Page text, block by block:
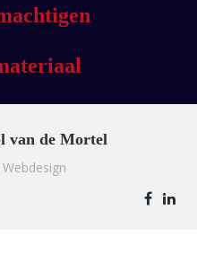
van de Mortel